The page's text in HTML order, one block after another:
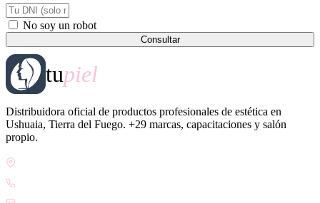
No soy un robot
Consultar
tupiel
Distribuidora oficial de productos profesionales de estética en
Ushuaia, Tierra del Fuego. +29 marcas, capacitaciones y salón
propio.